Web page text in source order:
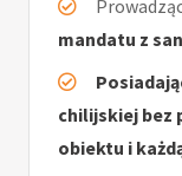
mandatu z
chilijskiej bez
obiektu i